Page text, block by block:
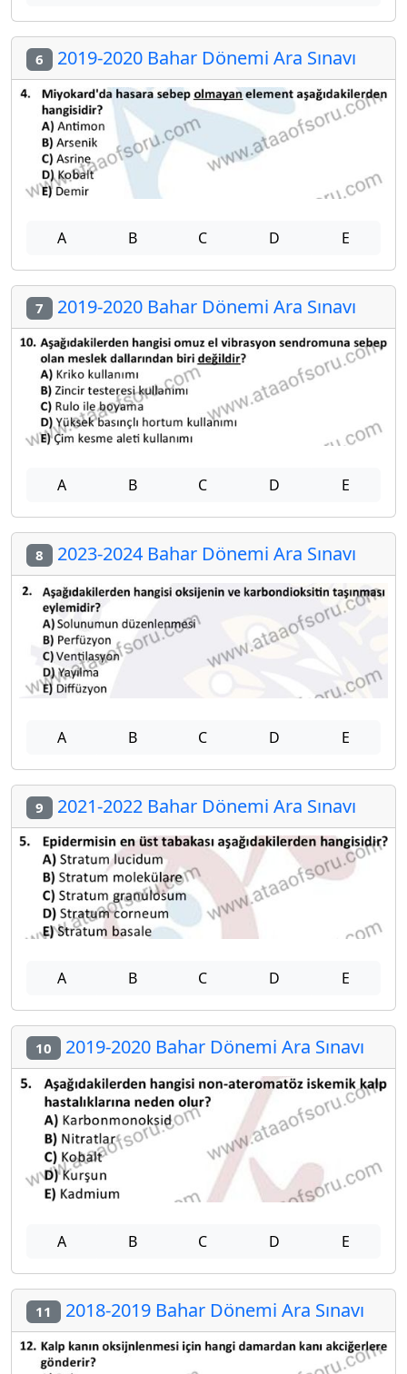
6 2019-2020 Bahar Dönemi Ara Sınavı
A B C D E
7 2019-2020 Bahar Dönemi Ara Sınavı
A B C D E
8 2023-2024 Bahar Dönemi Ara Sınavı
A B C D E
9 2021-2022 Bahar Dönemi Ara Sınavı
A B C D E
10 2019-2020 Bahar Dönemi Ara Sınavı
A B C D E
11 2018-2019 Bahar Dönemi Ara Sınavı